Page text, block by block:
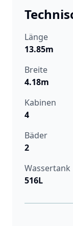
Länge
13.85m
Breite
4.18m
Kabinen
4
Bäder
2
Wassertank
516L